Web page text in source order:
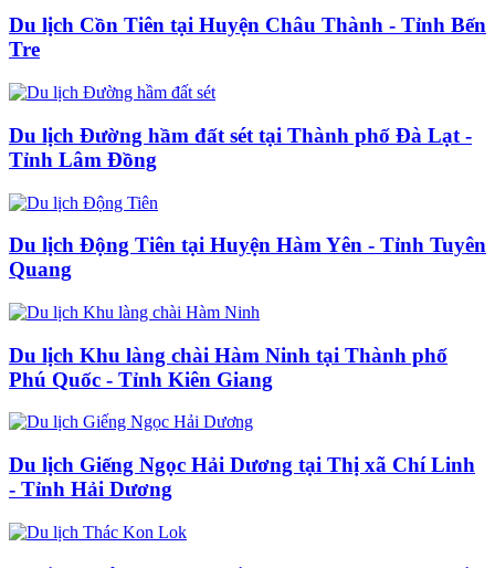
Du lịch Cồn Tiên tại Huyện Châu Thành - Tỉnh Bến
Tre
Du lịch Đường hầm đất sét tại Thành phố Đà Lạt -
Tỉnh Lâm Đồng
Du lịch Động Tiên tại Huyện Hàm Yên - Tỉnh Tuyên
Quang
Du lịch Khu làng chài Hàm Ninh tại Thành phố
Phú Quốc - Tỉnh Kiên Giang
Du lịch Giếng Ngọc Hải Dương tại Thị xã Chí Linh
- Tỉnh Hải Dương